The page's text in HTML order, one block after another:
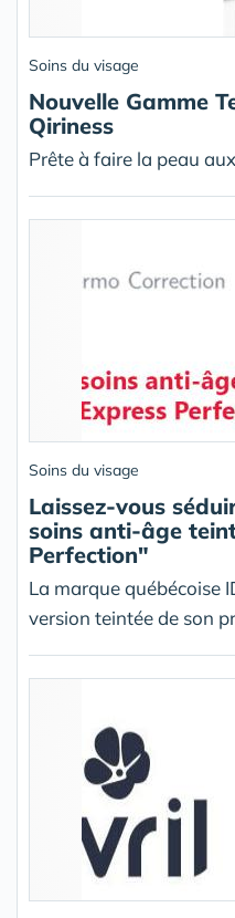
Soins du visage
Nouvelle Gamme
Qiriness
Prête à faire la peau
Soins du visage
Laissez-vous
soins anti-âge
Perfection"
La marque québécoise
version teintée de son